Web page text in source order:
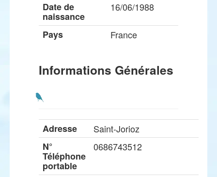
Date de
naissance
16/06/1988
Pays France
Informations Générales
Adresse
Saint-Jorioz
N°
Téléphone
portable
0686743512